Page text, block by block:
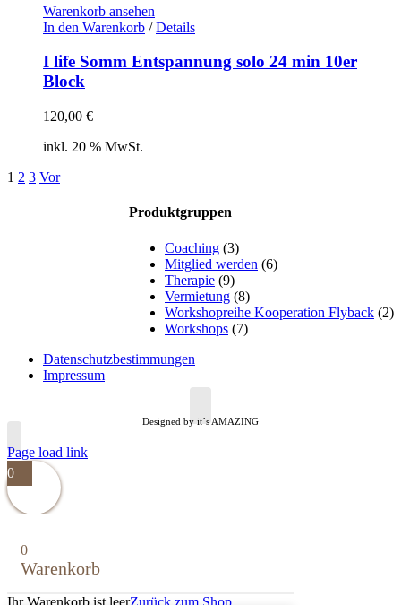
Warenkorb ansehen
In den Warenkorb / Details
I life Somm Entspannung solo 24 min 10er
Block
120,00 €
inkl. 20 % MwSt.
1 2 3 Vor
Produktgruppen
Coaching (3)
Mitglied werden (6)
Therapie (9)
Vermietung (8)
Workshopreihe Kooperation Flyback (2)
Workshops (7)
Datenschutzbestimmungen
Impressum
Designed by it´s AMAZING
Page load link
0
0
Warenkorb
Ihr Warenkorb ist leerZurück zum Shop